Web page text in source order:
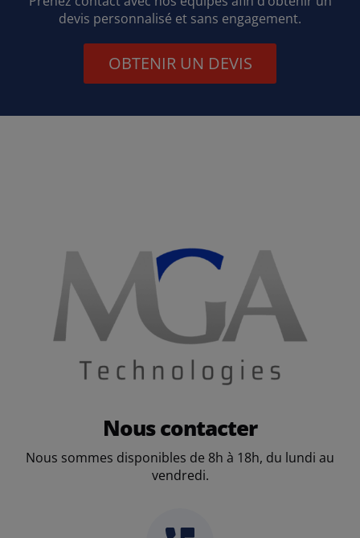
devis personnalisé et sans engagement.
OBTENIR UN DEVIS
Nous contacter
Nous sommes disponibles de 8h à 18h, du lundi au
vendredi.